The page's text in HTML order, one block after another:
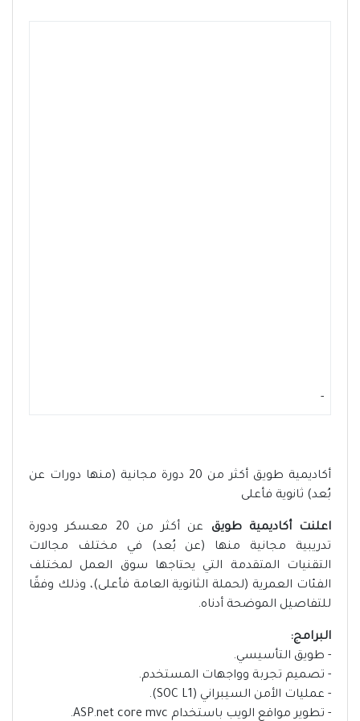
-
أكاديمية طويق أكثر من 20 دورة مجانية (منها دورات عن
بُعد) ثانوية فأعلى
اعلنت أكاديمية طويق
عن أكثر من 20 معسكر ودورة
تدريبية مجانية منها (عن بُعد) في مختلف مجالات
التقنيات المتقدمة التي يحتاجها سوق العمل لمختلف
الفئات العمرية (لحملة الثانوية العامة فأعلى)، وذلك وفقًا
للتفاصيل الموضحة أدناه.
البرامج:
- طويق التأسيسي.
- تصميم تجربة وواجهات المستخدم.
- عمليات الأمن السيبراني (SOC L1).
- تطوير مواقع الويب باستخدام ASP.net core mvc.